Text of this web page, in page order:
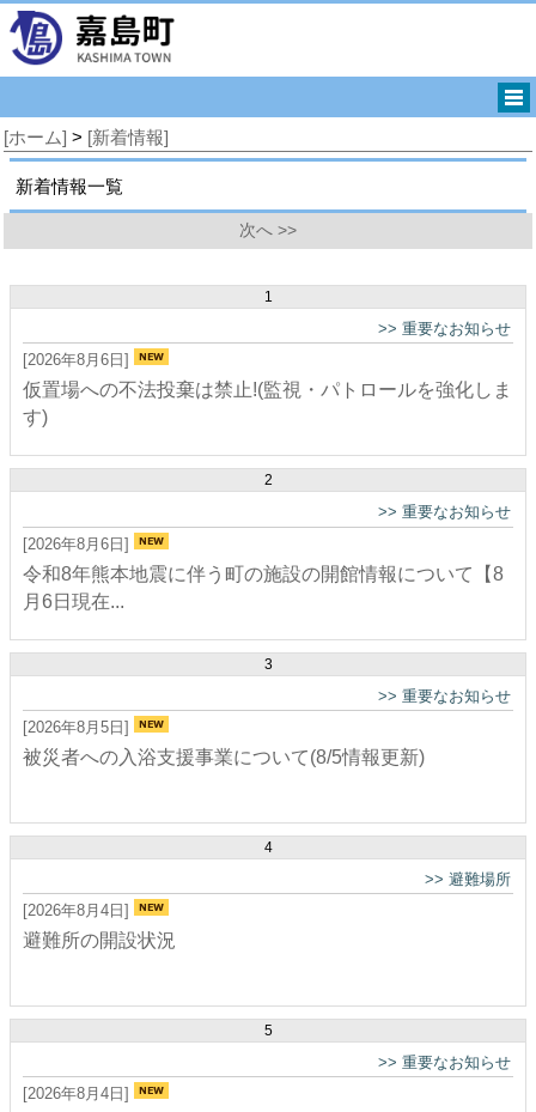
[ホーム] > [新着情報]
新着情報一覧
次へ >>
1
>> 重要なお知らせ
[2026年8月6日]
仮置場への不法投棄は禁止!(監視・パトロールを強化しま
す)
2
>> 重要なお知らせ
[2026年8月6日]
令和8年熊本地震に伴う町の施設の開館情報について【8
月6日現在...
3
>> 重要なお知らせ
[2026年8月5日]
被災者への入浴支援事業について(8/5情報更新)
4
>> 避難場所
[2026年8月4日]
避難所の開設状況
5
>> 重要なお知らせ
[2026年8月4日]